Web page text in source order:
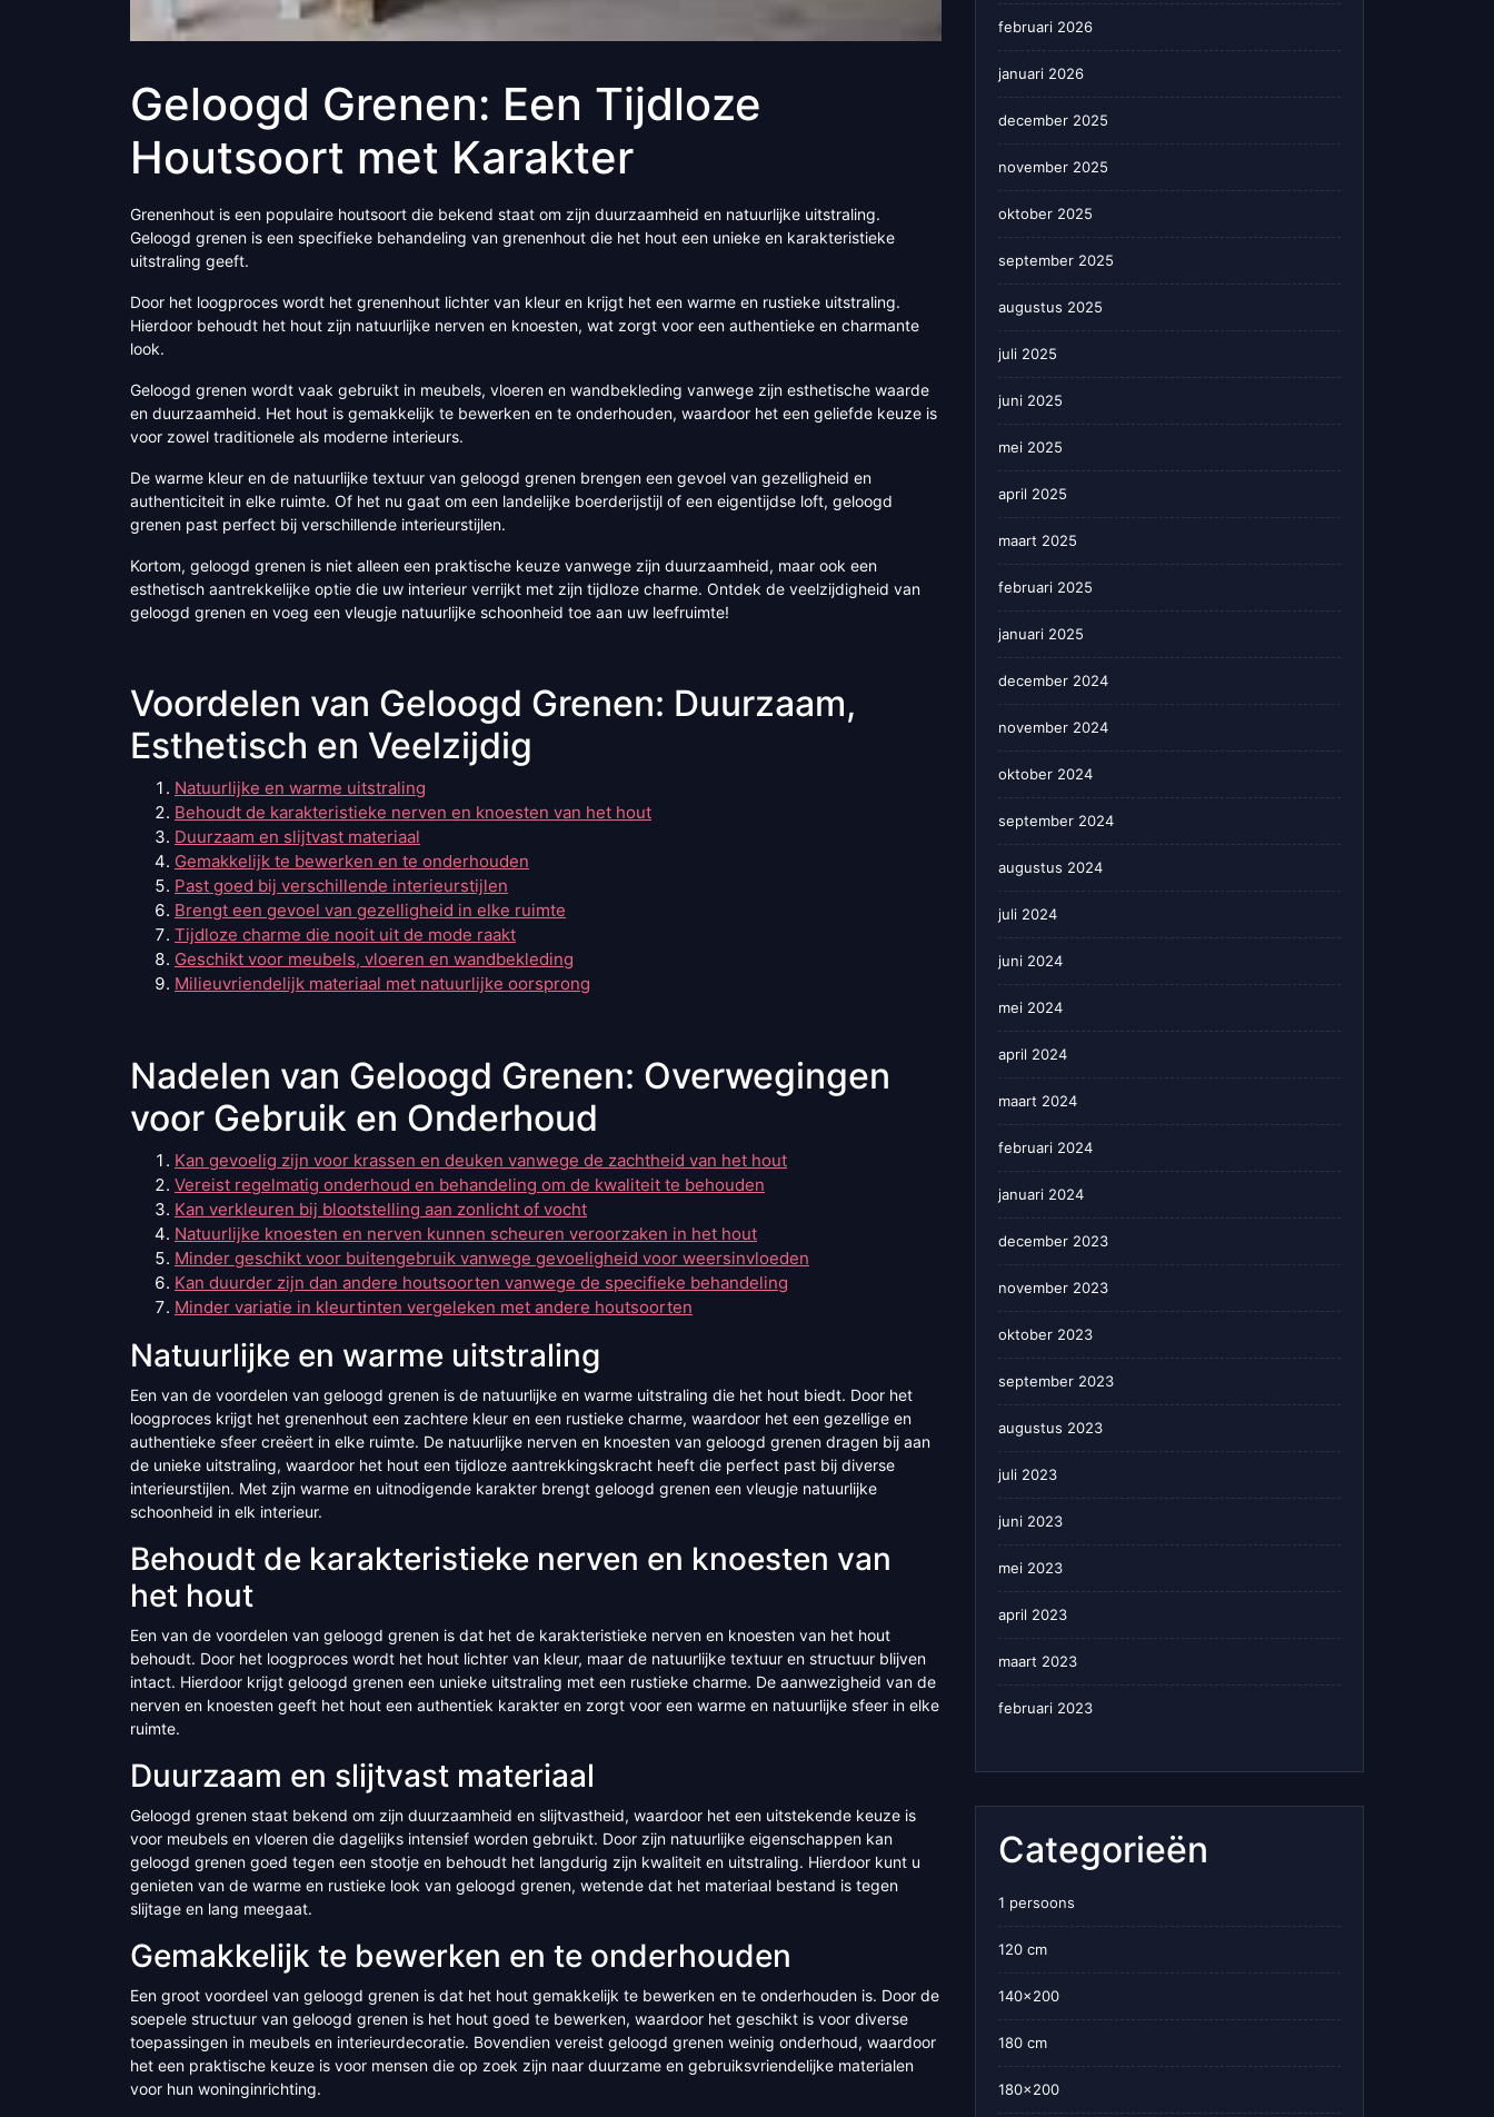
Geloogd Grenen: Een Tijdloze
Houtsoort met Karakter
Grenenhout is een populaire houtsoort die bekend staat om zijn duurzaamheid en natuurlijke uitstraling.
Geloogd grenen is een specifieke behandeling van grenenhout die het hout een unieke en karakteristieke
uitstraling geeft.
Door het loogproces wordt het grenenhout lichter van kleur en krijgt het een warme en rustieke uitstraling.
Hierdoor behoudt het hout zijn natuurlijke nerven en knoesten, wat zorgt voor een authentieke en charmante
look.
Geloogd grenen wordt vaak gebruikt in meubels, vloeren en wandbekleding vanwege zijn esthetische waarde
en duurzaamheid. Het hout is gemakkelijk te bewerken en te onderhouden, waardoor het een geliefde keuze is
voor zowel traditionele als moderne interieurs.
De warme kleur en de natuurlijke textuur van geloogd grenen brengen een gevoel van gezelligheid en
authenticiteit in elke ruimte. Of het nu gaat om een landelijke boerderijstijl of een eigentijdse loft, geloogd
grenen past perfect bij verschillende interieurstijlen.
Kortom, geloogd grenen is niet alleen een praktische keuze vanwege zijn duurzaamheid, maar ook een
esthetisch aantrekkelijke optie die uw interieur verrijkt met zijn tijdloze charme. Ontdek de veelzijdigheid van
geloogd grenen en voeg een vleugje natuurlijke schoonheid toe aan uw leefruimte!
Voordelen van Geloogd Grenen: Duurzaam,
Esthetisch en Veelzijdig
Natuurlijke en warme uitstraling
Behoudt de karakteristieke nerven en knoesten van het hout
Duurzaam en slijtvast materiaal
Gemakkelijk te bewerken en te onderhouden
Past goed bij verschillende interieurstijlen
Brengt een gevoel van gezelligheid in elke ruimte
Tijdloze charme die nooit uit de mode raakt
Geschikt voor meubels, vloeren en wandbekleding
Milieuvriendelijk materiaal met natuurlijke oorsprong
Nadelen van Geloogd Grenen: Overwegingen
voor Gebruik en Onderhoud
Kan gevoelig zijn voor krassen en deuken vanwege de zachtheid van het hout
Vereist regelmatig onderhoud en behandeling om de kwaliteit te behouden
Kan verkleuren bij blootstelling aan zonlicht of vocht
Natuurlijke knoesten en nerven kunnen scheuren veroorzaken in het hout
Minder geschikt voor buitengebruik vanwege gevoeligheid voor weersinvloeden
Kan duurder zijn dan andere houtsoorten vanwege de specifieke behandeling
Minder variatie in kleurtinten vergeleken met andere houtsoorten
Natuurlijke en warme uitstraling
Een van de voordelen van geloogd grenen is de natuurlijke en warme uitstraling die het hout biedt. Door het
loogproces krijgt het grenenhout een zachtere kleur en een rustieke charme, waardoor het een gezellige en
authentieke sfeer creëert in elke ruimte. De natuurlijke nerven en knoesten van geloogd grenen dragen bij aan
de unieke uitstraling, waardoor het hout een tijdloze aantrekkingskracht heeft die perfect past bij diverse
interieurstijlen. Met zijn warme en uitnodigende karakter brengt geloogd grenen een vleugje natuurlijke
schoonheid in elk interieur.
Behoudt de karakteristieke nerven en knoesten van
het hout
Een van de voordelen van geloogd grenen is dat het de karakteristieke nerven en knoesten van het hout
behoudt. Door het loogproces wordt het hout lichter van kleur, maar de natuurlijke textuur en structuur blijven
intact. Hierdoor krijgt geloogd grenen een unieke uitstraling met een rustieke charme. De aanwezigheid van de
nerven en knoesten geeft het hout een authentiek karakter en zorgt voor een warme en natuurlijke sfeer in elke
ruimte.
Duurzaam en slijtvast materiaal
Geloogd grenen staat bekend om zijn duurzaamheid en slijtvastheid, waardoor het een uitstekende keuze is
voor meubels en vloeren die dagelijks intensief worden gebruikt. Door zijn natuurlijke eigenschappen kan
geloogd grenen goed tegen een stootje en behoudt het langdurig zijn kwaliteit en uitstraling. Hierdoor kunt u
genieten van de warme en rustieke look van geloogd grenen, wetende dat het materiaal bestand is tegen
slijtage en lang meegaat.
Gemakkelijk te bewerken en te onderhouden
Een groot voordeel van geloogd grenen is dat het hout gemakkelijk te bewerken en te onderhouden is. Door de
soepele structuur van geloogd grenen is het hout goed te bewerken, waardoor het geschikt is voor diverse
toepassingen in meubels en interieurdecoratie. Bovendien vereist geloogd grenen weinig onderhoud, waardoor
het een praktische keuze is voor mensen die op zoek zijn naar duurzame en gebruiksvriendelijke materialen
voor hun woninginrichting.
februari 2026
januari 2026
december 2025
november 2025
oktober 2025
september 2025
augustus 2025
juli 2025
juni 2025
mei 2025
april 2025
maart 2025
februari 2025
januari 2025
december 2024
november 2024
oktober 2024
september 2024
augustus 2024
juli 2024
juni 2024
mei 2024
april 2024
maart 2024
februari 2024
januari 2024
december 2023
november 2023
oktober 2023
september 2023
augustus 2023
juli 2023
juni 2023
mei 2023
april 2023
maart 2023
februari 2023
Categorieën
1 persoons
120 cm
140×200
180 cm
180×200